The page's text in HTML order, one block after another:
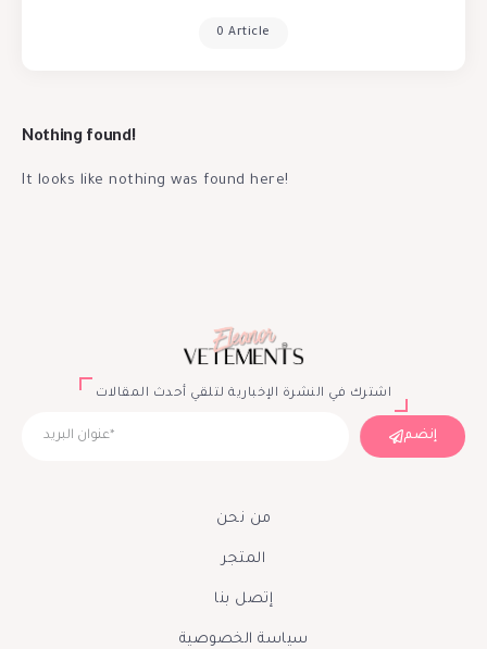
0 Article
Nothing found!
It looks like nothing was found here!
اشترك في النشرة الإخبارية لتلقي أحدث المقالات
إنضم
من نحن
المتجر
إتصل بنا
سياسة الخصوصية